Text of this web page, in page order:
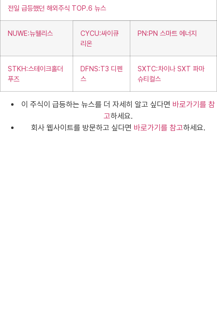
전일 급등했던 해외주식 TOP.6 뉴스
NUWE:뉴웰리스
CYCU:싸이큐
리온
PN:PN 스마트 에너지
STKH:스테이크홀더
푸즈
DFNS:T3 디펜
스
SXTC:차이나 SXT 파마
슈티컬스
이 주식이 급등하는 뉴스를 더 자세히 알고 싶다면 바로가기를 참
고하세요.
회사 웹사이트를 방문하고 싶다면 바로가기를 참고하세요.